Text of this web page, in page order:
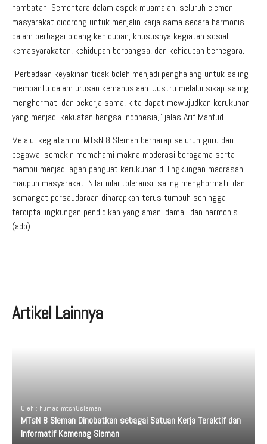
hambatan. Sementara dalam aspek muamalah, seluruh elemen
masyarakat didorong untuk menjalin kerja sama secara harmonis
dalam berbagai bidang kehidupan, khususnya kegiatan sosial
kemasyarakatan, kehidupan berbangsa, dan kehidupan bernegara.
“Perbedaan keyakinan tidak boleh menjadi penghalang untuk saling
membantu dalam urusan kemanusiaan. Justru melalui sikap saling
menghormati dan bekerja sama, kita dapat mewujudkan kerukunan
yang menjadi kekuatan bangsa Indonesia,” jelas Arif Mahfud.
Melalui kegiatan ini, MTsN 8 Sleman berharap seluruh guru dan
pegawai semakin memahami makna moderasi beragama serta
mampu menjadi agen penguat kerukunan di lingkungan madrasah
maupun masyarakat. Nilai-nilai toleransi, saling menghormati, dan
semangat persaudaraan diharapkan terus tumbuh sehingga
tercipta lingkungan pendidikan yang aman, damai, dan harmonis.
(adp)
Artikel Lainnya
Oleh : humas mtsn8sleman
MTsN 8 Sleman Dinobatkan sebagai Satuan Kerja Teraktif dan
Informatif Kemenag Sleman